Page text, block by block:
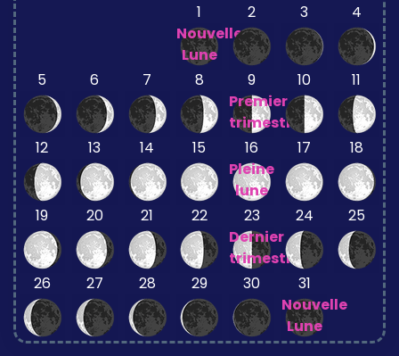
1
Nouvelle
Lune
2 3 4
5 6 7 8
9
Premier
trimestre
10 11
12 13 14 15
16
Pleine
lune
17 18
19 20 21 22
23
Dernier
trimestre
24 25
26 27 28 29 30
31
Nouvelle
Lune